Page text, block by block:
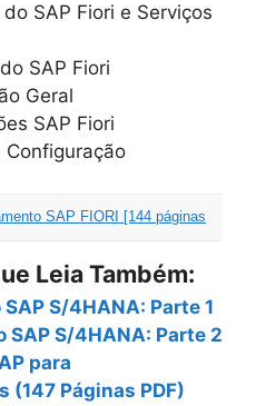
SAP Fiori e Serviços
SAP Fiori
Geral
SAP Fiori
Configuração
SAP FIORI [144 páginas
Leia Também:
S/4HANA: Parte 1
SAP S/4HANA: Parte 2
para
(147 Páginas PDF)